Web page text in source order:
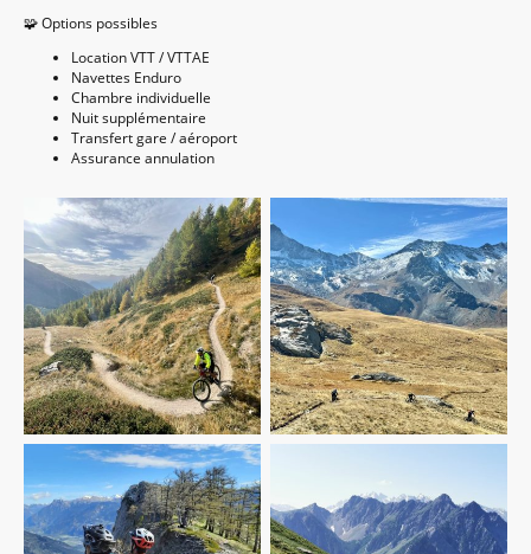
🧩 Options possibles
Location VTT / VTTAE
Navettes Enduro
Chambre individuelle
Nuit supplémentaire
Transfert gare / aéroport
Assurance annulation